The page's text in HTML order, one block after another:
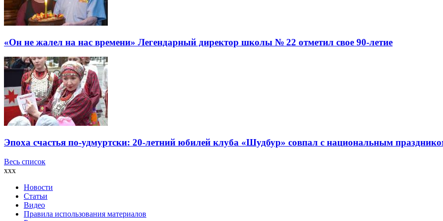
«Он не жалел на нас времени» Легендарный директор школы № 22 отметил свое 90-летие
Эпоха счастья по-удмуртски: 20-летний юбилей клуба «Шудбур» совпал с национальным
Весь список
xxx
Новости
Статьи
Видео
Правила использования материалов